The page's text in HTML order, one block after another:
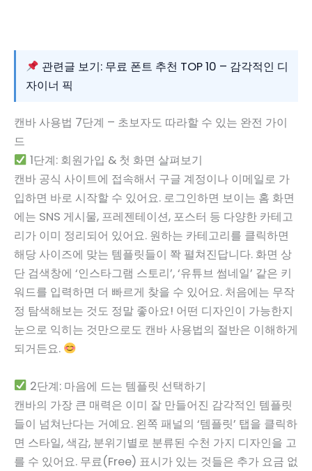
관련글 보기: 무료 폰트 추천 TOP 10 – 감각적인 디
자이너 픽
캔바 사용법 7단계 – 초보자도 따라할 수 있는 완전 가이
드
1단계: 회원가입 & 첫 화면 살펴보기
캔바 공식 사이트에 접속해서 구글 계정이나 이메일로 가
입하면 바로 시작할 수 있어요. 로그인하면 보이는 홈 화면
에는 SNS 게시물, 프레젠테이션, 포스터 등 다양한 카테고
리가 이미 정리되어 있어요. 원하는 카테고리를 클릭하면
해당 사이즈에 맞는 템플릿들이 쫙 펼쳐진답니다. 화면 상
단 검색창에 ‘인스타그램 스토리’, ‘유튜브 썸네일’ 같은 키
워드를 입력하면 더 빠르게 찾을 수 있어요. 처음에는 무작
정 탐색해보는 것도 정말 좋아요! 어떤 디자인이 가능한지
눈으로 익히는 것만으로도 캔바 사용법의 절반은 이해하게
되거든요.
2단계: 마음에 드는 템플릿 선택하기
캔바의 가장 큰 매력은 이미 잘 만들어진 감각적인 템플릿
들이 넘쳐난다는 거예요. 왼쪽 패널의 ‘템플릿’ 탭을 클릭하
면 스타일, 색감, 분위기별로 분류된 수천 가지 디자인을 고
를 수 있어요. 무료(Free) 표시가 있는 것들은 추가 요금 없